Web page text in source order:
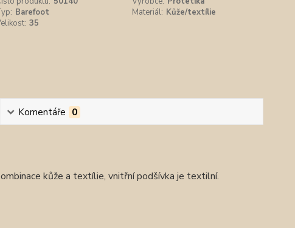
Barefoot Materiál: Kůže/textílie
35
Komentáře 0
kůže a textílie, vnitřní podšívka je textilní.